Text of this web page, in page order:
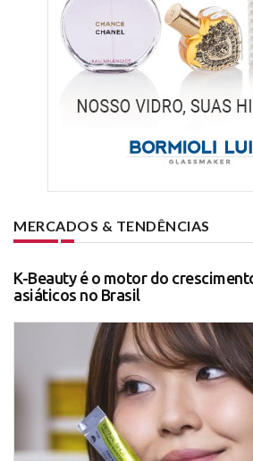
MERCADOS & TENDÊNCIAS
K-Beauty é o motor do
asiáticos no Brasil